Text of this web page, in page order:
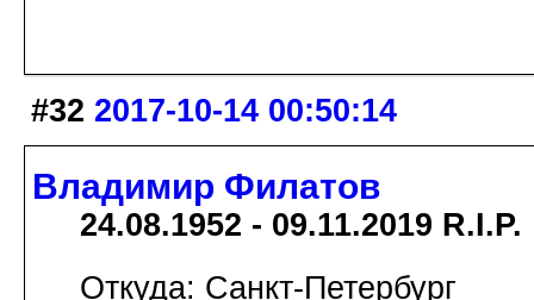
#32 2017-10-14 00:50:14
Владимир Филатов
24.08.1952 - 09.11.2019 R.I.P.
Откуда: Санкт-Петербург